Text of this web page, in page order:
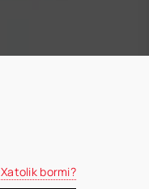
Xatolik bormi?